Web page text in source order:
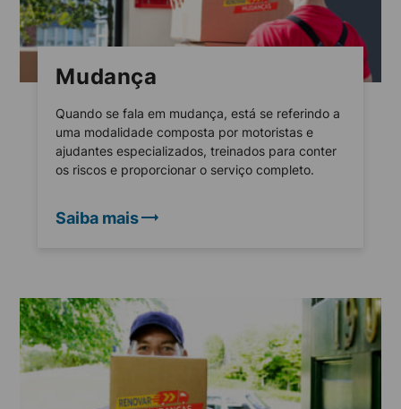
Mudança
Quando se fala em mudança, está se referindo a
uma modalidade composta por motoristas e
ajudantes especializados, treinados para conter
os riscos e proporcionar o serviço completo.
Saiba mais